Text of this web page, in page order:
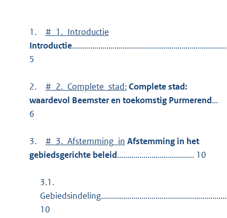
1.
#_1._Introductie
Introductie
5
2. #_2._Complete_stad: Complete stad:
waardevol Beemster en toekomstig Purmerend...
6
3. #_3._Afstemming_in Afstemming in het
gebiedsgerichte beleid...................................... 10
3.1.
10